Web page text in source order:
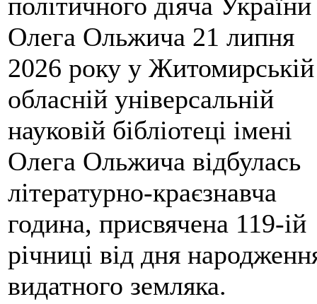
Олега Ольжича 21 липня
2026 року у Житомирській
обласній універсальній
науковій бібліотеці імені
Олега Ольжича відбулась
літературно-краєзнавча
година, присвячена 119-ій
річниці від дня
видатного земляка.